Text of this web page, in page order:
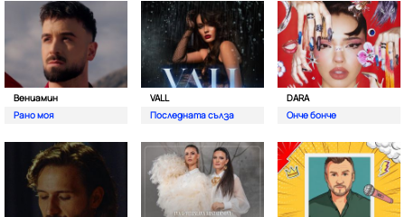
Вениамин
Рано моя
VALL
Последната сълза
DARA
Онче бонче